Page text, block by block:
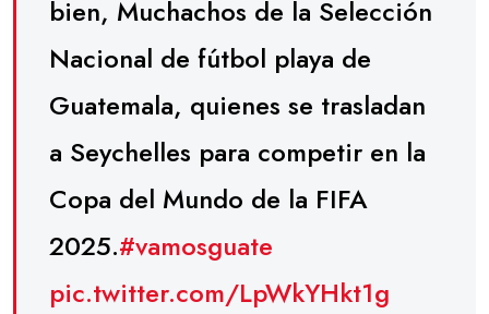
bien, Muchachos de la Selección
Nacional de fútbol playa de
Guatemala, quienes se trasladan
a Seychelles para competir en la
Copa del Mundo de la FIFA
2025.#vamosguate
pic.twitter.com/LpWkYHkt1g